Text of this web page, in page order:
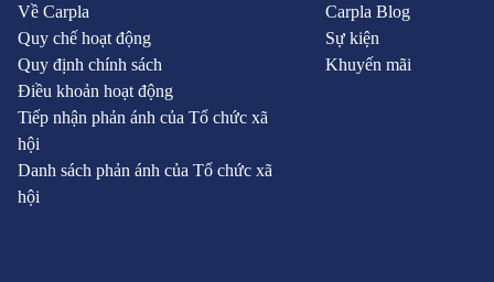
Về Carpla
Quy chế hoạt động
Quy định chính sách
Điều khoản hoạt động
Tiếp nhận phản ánh của Tổ chức xã
hội
Danh sách phản ánh của Tổ chức xã
hội
Carpla Blog
Sự kiện
Khuyến mãi